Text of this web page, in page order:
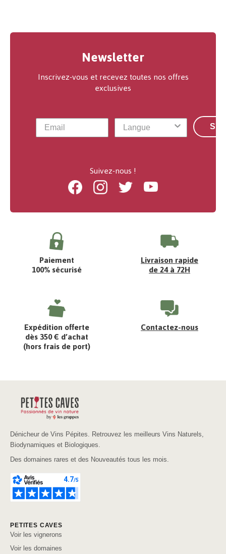
Newsletter
Inscrivez-vous et recevez toutes nos offres
exclusives
Suivez-nous !
FacebookInstagramTwitter Youtube
Paiement
100% sécurisé
Livraison rapide
de 24 à 72H
Expédition offerte
dès 350 € d’achat
(hors frais de port)
Contactez-nous
Dénicheur de Vins Pépites. Retrouvez les meilleurs Vins Naturels,
Biodynamiques et Biologiques.
Des domaines rares et des Nouveautés tous les mois.
PETITES CAVES
Voir les vignerons
Voir les domaines